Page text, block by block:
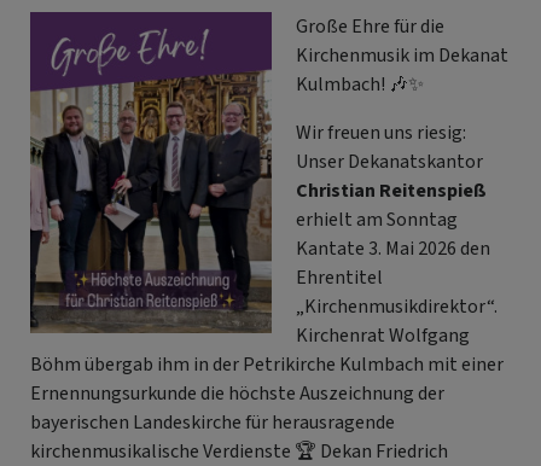
Große Ehre für die
Kirchenmusik im Dekanat
Kulmbach! 🎶✨
Wir freuen uns riesig:
Unser Dekanatskantor
Christian Reitenspieß
erhielt am Sonntag
Kantate 3. Mai 2026 den
Ehrentitel
„Kirchenmusikdirektor“.
Kirchenrat Wolfgang
Böhm übergab ihm in der Petrikirche Kulmbach mit einer
Ernennungsurkunde die höchste Auszeichnung der
bayerischen Landeskirche für herausragende
kirchenmusikalische Verdienste 🏆 Dekan Friedrich